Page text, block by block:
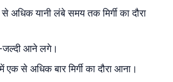
अधिक यानी लंबे समय तक मिर्गी का दौरा
जल्दी आने लगे।
से अधिक बार मिर्गी का दौरा आना।